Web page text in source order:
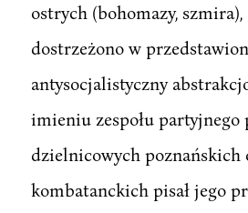
ostrych (bohomazy, szmira),
dostrzeżono w
antysocjalistyczny
imieniu zespołu partyjnego
dzielnicowych poznańskich
kombatanckich pisał jego